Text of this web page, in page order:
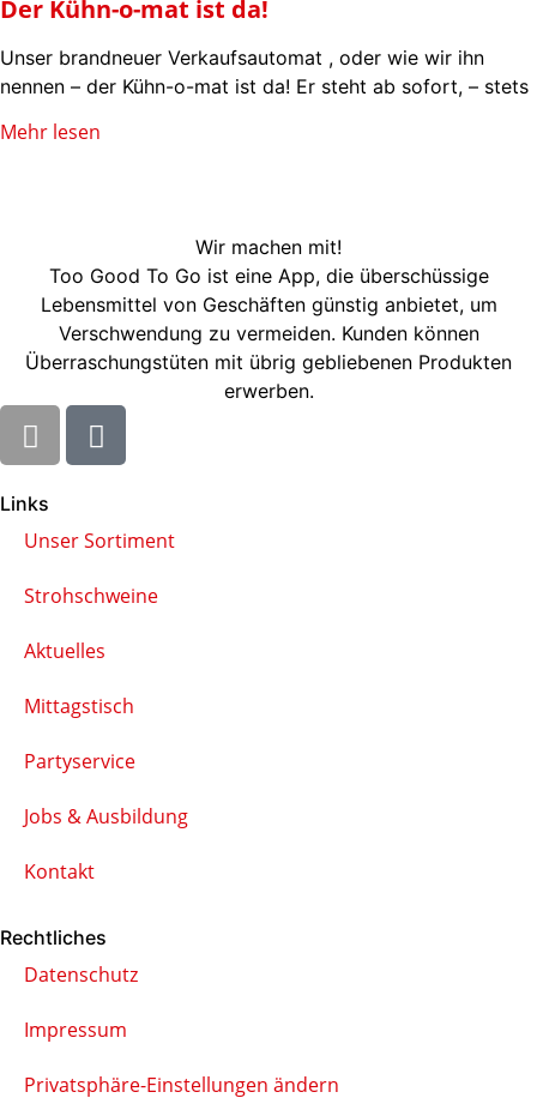
Der Kühn-o-mat ist da!
Unser brandneuer Verkaufsautomat , oder wie wir ihn
nennen – der Kühn-o-mat ist da! Er steht ab sofort, – stets
Mehr lesen
Wir machen mit!
Too Good To Go ist eine App, die überschüssige
Lebensmittel von Geschäften günstig anbietet, um
Verschwendung zu vermeiden. Kunden können
Überraschungstüten mit übrig gebliebenen Produkten
erwerben.
Links
Unser Sortiment
Strohschweine
Aktuelles
Mittagstisch
Partyservice
Jobs & Ausbildung
Kontakt
Rechtliches
Datenschutz
Impressum
Privatsphäre-Einstellungen ändern